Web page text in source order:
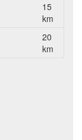
15
km
20
km